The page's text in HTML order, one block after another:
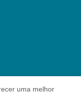
uma melhor